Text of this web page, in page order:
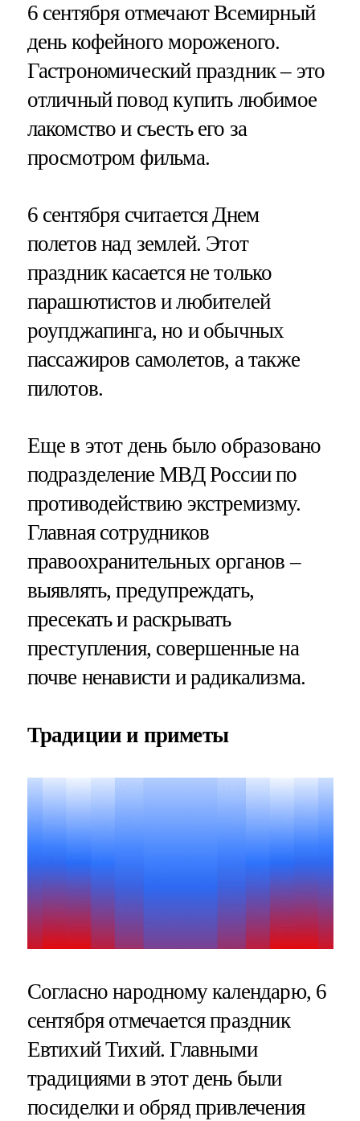
6 сентября отмечают Всемирный
день кофейного мороженого.
Гастрономический праздник – это
отличный повод купить любимое
лакомство и съесть его за
просмотром фильма.
6 сентября считается Днем
полетов над землей. Этот
праздник касается не только
парашютистов и любителей
роупджапинга, но и обычных
пассажиров самолетов, а также
пилотов.
Еще в этот день было образовано
подразделение МВД России по
противодействию экстремизму.
Главная сотрудников
правоохранительных органов –
выявлять, предупреждать,
пресекать и раскрывать
преступления, совершенные на
почве ненависти и радикализма.
Традиции и приметы
Согласно народному календарю, 6
сентября отмечается праздник
Евтихий Тихий. Главными
традициями в этот день были
посиделки и обряд привлечения